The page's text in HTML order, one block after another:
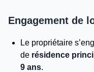
Engagement de
Le propriétaire
de résidence
9 ans.